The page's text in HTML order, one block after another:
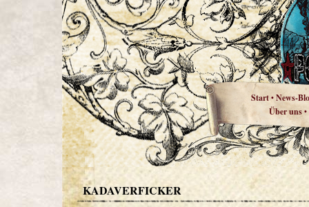
Start•News-
Über uns•
KADAVERFICKER